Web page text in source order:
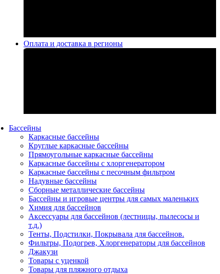
Оплата и доставка в регионы
Бассейны
Каркасные бассейны
Круглые каркасные бассейны
Прямоугольные каркасные бассейны
Каркасные бассейны с хлоргенератором
Каркасные бассейны с песочным фильтром
Надувные бассейны
Сборные металлические бассейны
Бассейны и игровые центры для самых маленьких
Химия для бассейнов
Аксессуары для бассейнов (лестницы, пылесосы и
т.д.)
Тенты, Подстилки, Покрывала для бассейнов.
Фильтры, Подогрев, Хлоргенераторы для бассейнов
Джакузи
Товары с уценкой
Товары для пляжного отдыха